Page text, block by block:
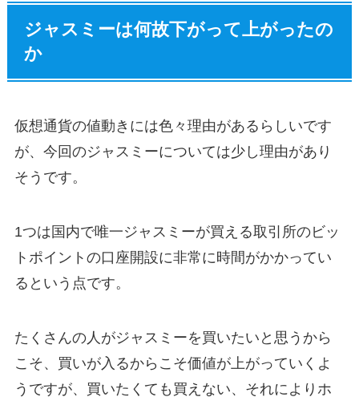
ジャスミーは何故下がって上がったの
か
仮想通貨の値動きには色々理由があるらしいです
が、今回のジャスミーについては少し理由があり
そうです。
1つは国内で唯一ジャスミーが買える取引所のビッ
トポイントの口座開設に非常に時間がかかってい
るという点です。
たくさんの人がジャスミーを買いたいと思うから
こそ、買いが入るからこそ価値が上がっていくよ
うですが、買いたくても買えない、それによりホ